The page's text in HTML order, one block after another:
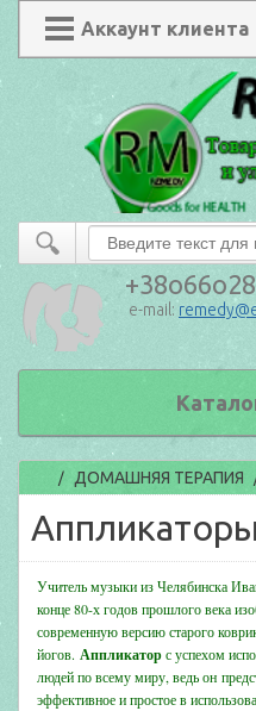
Аккаунт клиента
e-mail:
Главная
/ ДОМАШНЯЯ ТЕРАПИЯ
Учитель музыки из Челябинска
конце 80-х годов прошлого века
современную версию старого
йогов. Аппликаторс успехом
людей по всему миру, ведь он
эффективное и простое в